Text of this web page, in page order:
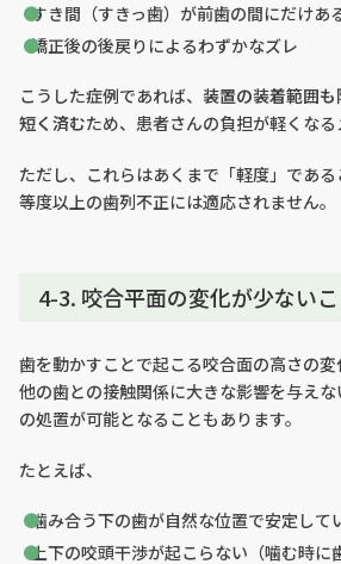
すき間（すきっ歯）が前歯の間にだけあ
矯正後の後戻りによるわずかなズレ
こうした症例であれば、 装置の装着範囲
短く済むため、患者さんの負担が軽くなる
ただし、これらはあくまで「軽度」であ
等度以上の歯列不正には適応されません。
4-3. 咬合平面の変化が少ないこ
歯を動かすことで起こる咬合面の高さの
他の歯との接触関係に大きな影響を与え
の処置が可能となることもあります。
たとえば、
噛み合う下の歯が自然な位置で安定して
上下の咬頭干渉が起こらない（噛む時に